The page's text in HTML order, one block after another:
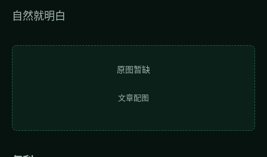
自然就明白
原图暂缺
文章配图